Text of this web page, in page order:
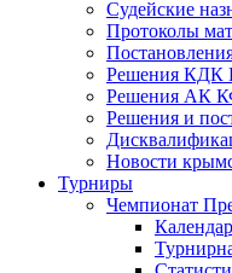
Судейские
Протоколы
Решения КДК
Решения АК
Решения и
Новости
Турниры
Чемпионат